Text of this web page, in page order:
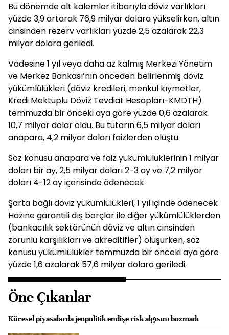
Bu dönemde alt kalemler itibarıyla döviz varlıkları
yüzde 3,9 artarak 76,9 milyar dolara yükselirken, altın
cinsinden rezerv varlıkları yüzde 2,5 azalarak 22,3
milyar dolara geriledi.
Vadesine 1 yıl veya daha az kalmış Merkezi Yönetim
ve Merkez Bankası’nın önceden belirlenmiş döviz
yükümlülükleri (döviz kredileri, menkul kıymetler,
Kredi Mektuplu Döviz Tevdiat Hesapları-KMDTH)
temmuzda bir önceki aya göre yüzde 0,6 azalarak
10,7 milyar dolar oldu. Bu tutarın 6,5 milyar doları
anapara, 4,2 milyar doları faizlerden oluştu.
Söz konusu anapara ve faiz yükümlülüklerinin 1 milyar
doları bir ay, 2,5 milyar doları 2-3 ay ve 7,2 milyar
doları 4-12 ay içerisinde ödenecek.
Şarta bağlı döviz yükümlülükleri, 1 yıl içinde ödenecek
Hazine garantili dış borçlar ile diğer yükümlülüklerden
(bankacılık sektörünün döviz ve altın cinsinden
zorunlu karşılıkları ve akreditifler) oluşurken, söz
konusu yükümlülükler temmuzda bir önceki aya göre
yüzde 1,6 azalarak 57,6 milyar dolara geriledi.
Öne Çıkanlar
Küresel piyasalarda jeopolitik endişe risk algısını bozmadı